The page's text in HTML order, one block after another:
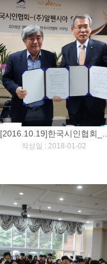
[2016.10.19]한국시인협회_..
작성일 : 2018-01-02